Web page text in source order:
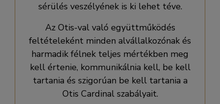
sérülés veszélyének is ki lehet téve.
Az Otis-val való együttműködés
feltételeként minden alvállalkozónak és
harmadik félnek teljes mértékben meg
kell értenie, kommunikálnia kell, be kell
tartania és szigorúan be kell tartania a
Otis Cardinal szabályait.